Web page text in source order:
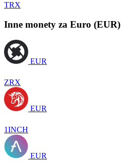
TRX
Inne monety za Euro (EUR)
EUR
ZRX
EUR
1INCH
EUR